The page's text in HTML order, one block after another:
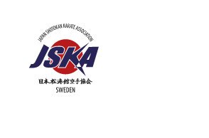
Skip to main content